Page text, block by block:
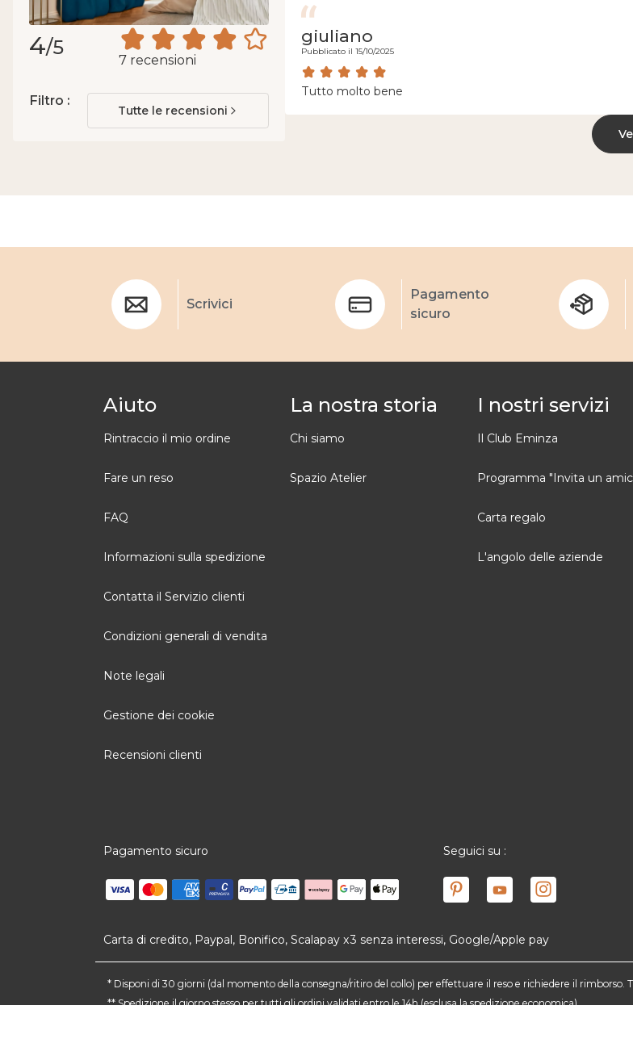
4/5
7 recensioni
Filtro :
Tutte le recensioni
giuliano
Pubblicato il 15/10/2025
Tutto molto bene
Scrivici
Pagamento
sicuro
Aiuto
Rintraccio il mio ordine
Fare un reso
FAQ
Informazioni sulla spedizione
Contatta il Servizio clienti
Condizioni generali di vendita
Note legali
Gestione dei cookie
Recensioni clienti
La nostra storia
Chi siamo
Spazio Atelier
I nostri servizi
Il Club Eminza
Programma "Invita un
Carta regalo
L'angolo delle aziende
Pagamento sicuro Seguici su :
Carta di credito, Paypal, Bonifico, Scalapay x3 senza interessi, Google/Apple pay
* Disponi di 30 giorni (dal momento della consegna/ritiro del collo) per effettuare il reso e richiedere il rimborso.
** Spedizione il giorno stesso per tutti gli ordini validati entro le 14h (esclusa la spedizione economica)